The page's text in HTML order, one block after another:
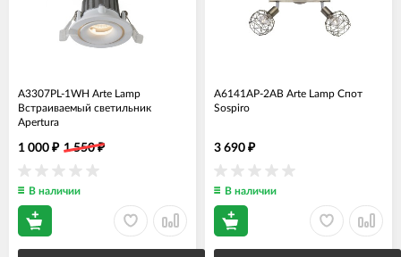
A3307PL-1WH Arte Lamp
Встраиваемый светильник
Apertura
1 000 ₽ 1 550₽
В наличии
A6141AP-2AB Arte Lamp Спот
Sospiro
3 690 ₽
В наличии